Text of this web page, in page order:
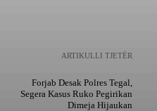
ARTIKULLI TJETËR
Forjab Desak Polres Tegal,
Segera Kasus Ruko Pegirikan
Dimeja Hijaukan